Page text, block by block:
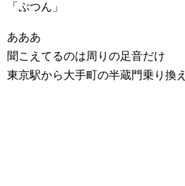
「ぷつん」
あああ
聞こえてるのは周りの足音だけ
東京駅から大手町の半蔵門乗り換え